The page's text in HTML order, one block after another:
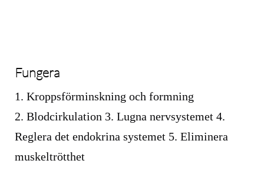
Fungera
1. Kroppsförminskning och formning
2. Blodcirkulation 3. Lugna nervsystemet 4.
Reglera det endokrina systemet 5. Eliminera
muskeltrötthet